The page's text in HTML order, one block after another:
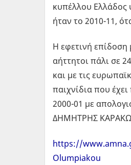
κυπέλλου Ελλάδος
ήταν το 2010-11,
Η εφετινή επίδοση
αήττητοι πάλι σε
και με τις
παιχνίδια που
2000-01 με
ΔΗΜΗΤΡΗΣ
https://
Olumpiakou